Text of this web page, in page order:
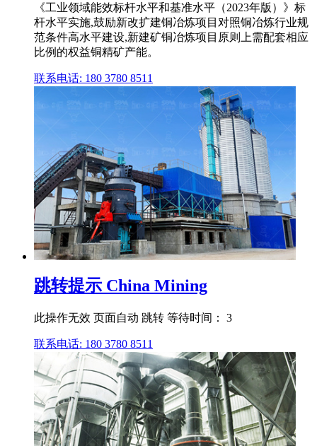
《工业领域能效标杆水平和基准水平（2023年版）》标
杆水平实施,鼓励新改扩建铜冶炼项目对照铜冶炼行业规
范条件高水平建设,新建矿铜冶炼项目原则上需配套相应
比例的权益铜精矿产能。
联系电话: 180 3780 8511
跳转提示 China Mining
此操作无效 页面自动 跳转 等待时间： 3
联系电话: 180 3780 8511